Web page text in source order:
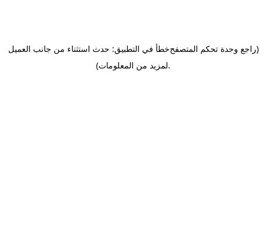
خطأ في التطبيق: حدث استثناء من جانب العميل(راجع وحدة تحكم المتصفح
لمزيد من المعلومات).